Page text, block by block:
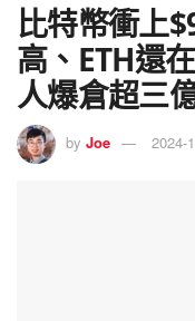
比特幣衝上
高、ETH還
人爆倉超三
by Joe 2024-